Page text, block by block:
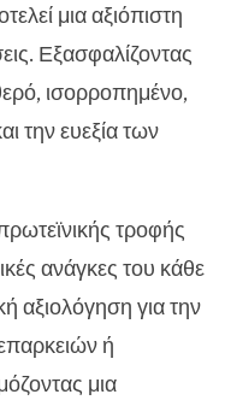
μια αξιόπιστη
Εξασφαλίζοντας
ισορροπημένο,
την ευεξία των
τροφής
ανάγκες του κάθε
αξιολόγηση για την
ή
μια